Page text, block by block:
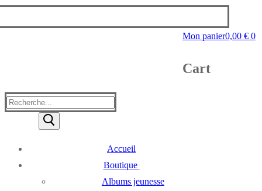
Mon panier0,00 € 0
Cart
Rechercher
Accueil
Boutique
Albums jeunesse